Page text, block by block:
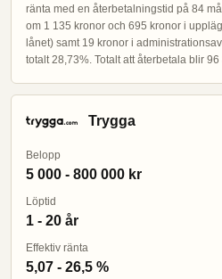
ränta med en återbetalningstid på 84
om 1 135 kronor och 695 kronor i
lånet) samt 19 kronor i
totalt 28,73%. Totalt att återbetala blir
Trygga
Belopp
5 000 - 800 000 kr
Löptid
1 - 20 år
Effektiv ränta
5,07 - 26,5 %